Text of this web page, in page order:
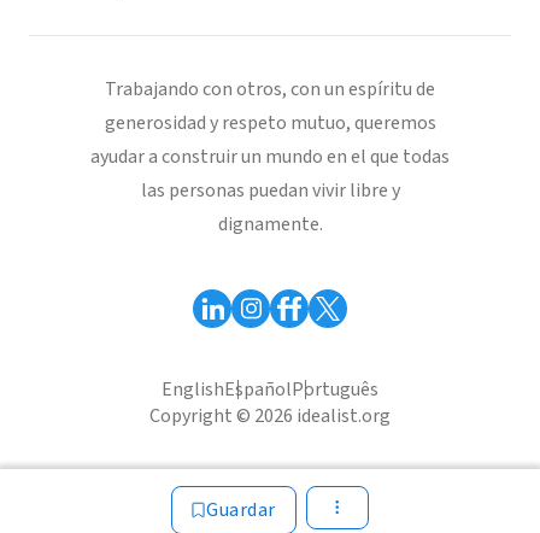
Guardar
Trabajando con otros, con un espíritu de
generosidad y respeto mutuo, queremos
ayudar a construir un mundo en el que todas
las personas puedan vivir libre y
dignamente.
EnglishEspañolPortuguês
Copyright © 2026 idealist.org